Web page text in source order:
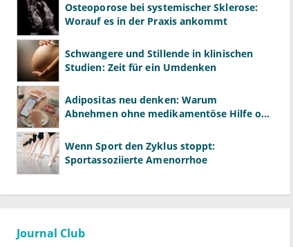
Osteoporose bei systemischer Sklerose:
Worauf es in der Praxis ankommt
Schwangere und Stillende in klinischen
Studien: Zeit für ein Umdenken
Adipositas neu denken: Warum
Abnehmen ohne medikamentöse Hilfe oft
Wenn Sport den Zyklus stoppt:
Sportassoziierte Amenorrhoe
Journal Club